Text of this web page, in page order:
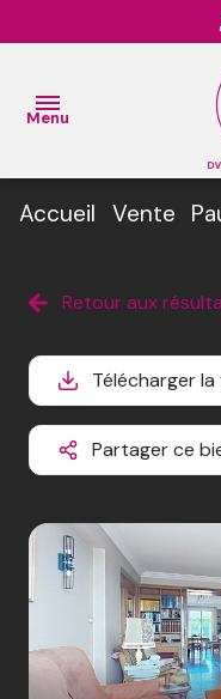
Menu
VENTES
VENDUS
ESTIMATION
L'
L’Équipe
L’
Agence
CONTACTEZ-
NOUS
REJOIGNEZ-
NOUS
Accueil Vente
Retour aux
Télécharger la
Partager ce